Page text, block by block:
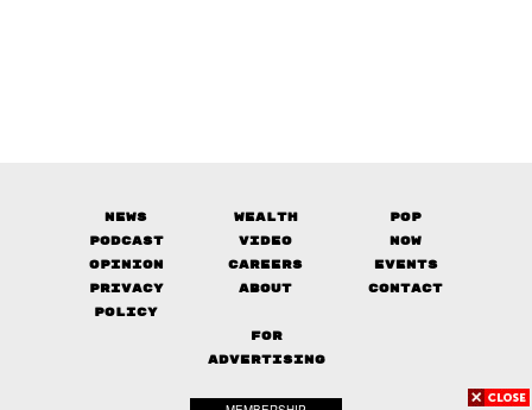
News Wealth
Pop
Podcast
Video
Now
Opinion
Careers
Events
Privacy
Policy
About Contact
FOR
ADVERTISING